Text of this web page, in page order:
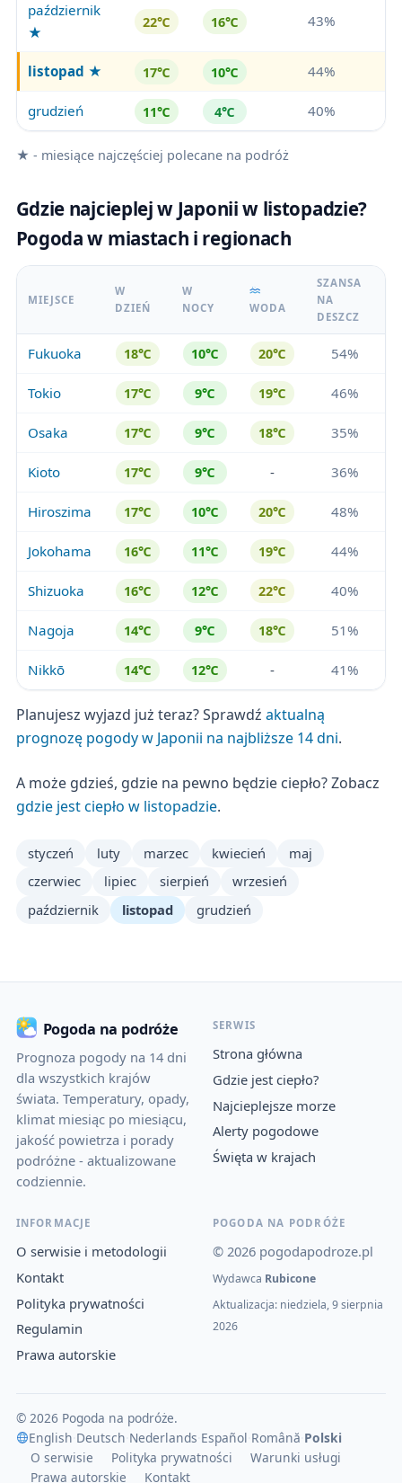
październik
★
22℃ 16℃ 43%
listopad ★ 17℃ 10℃ 44%
grudzień 11℃ 4℃ 40%
★ - miesiące najczęściej polecane na podróż
Gdzie najcieplej w Japonii w listopadzie?
Pogoda w miastach i regionach
MIEJSCE
W
DZIEŃ
W
NOCY
WODA
SZANSA
NA
DESZCZ
Fukuoka 18℃ 10℃ 20℃ 54%
Tokio 17℃ 9℃ 19℃ 46%
Osaka 17℃ 9℃ 18℃ 35%
Kioto 17℃ 9℃ - 36%
Hiroszima 17℃ 10℃ 20℃ 48%
Jokohama 16℃ 11℃ 19℃ 44%
Shizuoka 16℃ 12℃ 22℃ 40%
Nagoja 14℃ 9℃ 18℃ 51%
Nikkō 14℃ 12℃ - 41%
Planujesz wyjazd już teraz? Sprawdź aktualną
prognozę pogody w Japonii na najbliższe 14 dni.
A może gdzieś, gdzie na pewno będzie ciepło? Zobacz
gdzie jest ciepło w listopadzie.
styczeń luty marzec kwiecień
maj
czerwiec
lipiec sierpień
wrzesień
październik
listopad grudzień
Pogoda na podróże
Prognoza pogody na 14 dni
dla wszystkich krajów
świata. Temperatury, opady,
klimat miesiąc po miesiącu,
jakość powietrza i porady
podróżne - aktualizowane
codziennie.
SERWIS
Strona główna
Gdzie jest ciepło?
Najcieplejsze morze
Alerty pogodowe
Święta w krajach
INFORMACJE
O serwisie i metodologii
Kontakt
Polityka prywatności
Regulamin
Prawa autorskie
POGODA NA PODRÓŻE
© 2026 pogodapodroze.pl
Wydawca Rubicone
Aktualizacja: niedziela, 9 sierpnia
2026
© 2026 Pogoda na podróże.
English Deutsch Nederlands Español Română Polski
O serwisie
Polityka prywatności
Warunki usługi
Prawa autorskie
Kontakt